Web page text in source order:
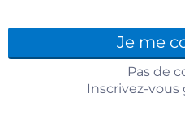
Je me
Pas de
Inscrivez-